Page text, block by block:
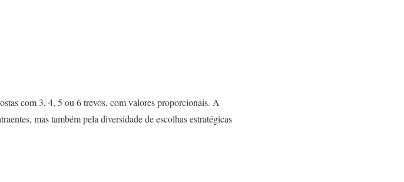
com 3, 4, 5 ou 6 trevos, com valores proporcionais. A
mas também pela diversidade de escolhas estratégicas